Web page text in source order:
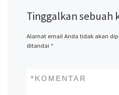
Tinggalkan sebuah
Alamat email Anda tidak akan
ditandai *
KOMENTAR
*